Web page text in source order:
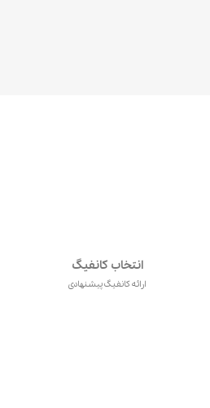
انتخاب کانفیگ
ارائه کانفیگ پیشنهادی